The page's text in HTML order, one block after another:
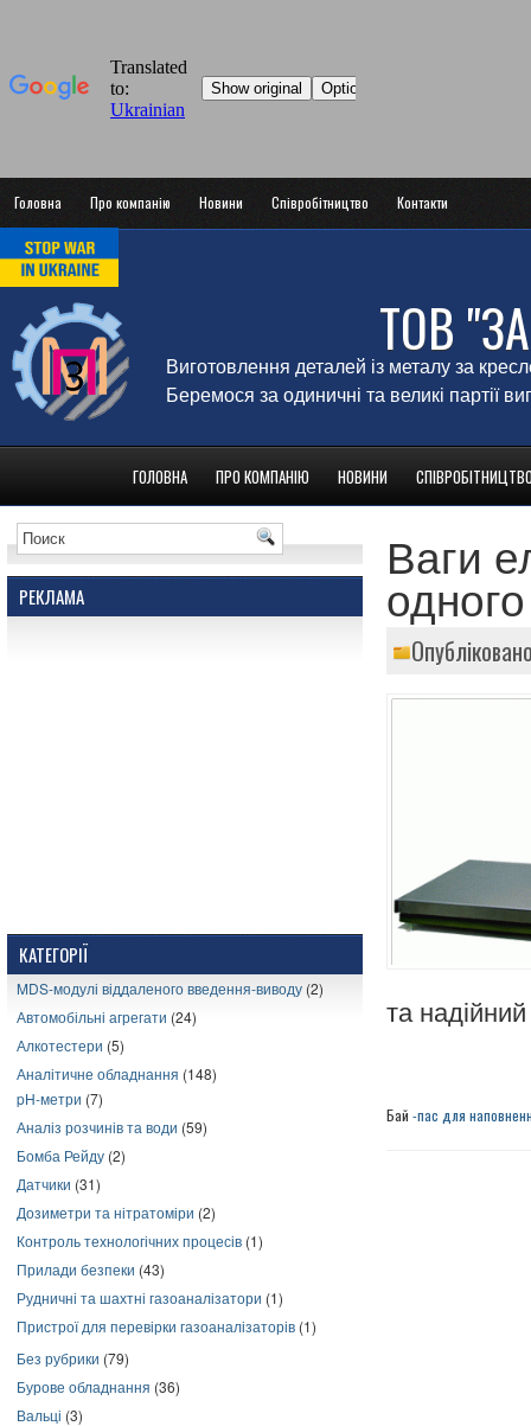
Головна Про компанію Новини Співробітництво Контакти
ТОВ
Виготовлення деталей із металу за
Беремося за одиничні та великі партії
ГОЛОВНА ПРО КОМПАНІЮ НОВИНИ
РЕКЛАМА
КАТЕГОРІЇ
MDS-модулі віддаленого введення-виводу (2)
Автомобільні агрегати (24)
Алкотестери (5)
Аналітичне обладнання (148)
pH-метри (7)
Аналіз розчинів та води (59)
Бомба Рейду (2)
Датчики (31)
Дозиметри та нітратоміри (2)
Контроль технологічних процесів (1)
Прилади безпеки (43)
Рудничні та шахтні газоаналізатори (1)
Пристрої для перевірки газоаналізаторів (1)
Без рубрики (79)
Бурове обладнання (36)
Вальці (3)
Ваги
та
Бай -пас для